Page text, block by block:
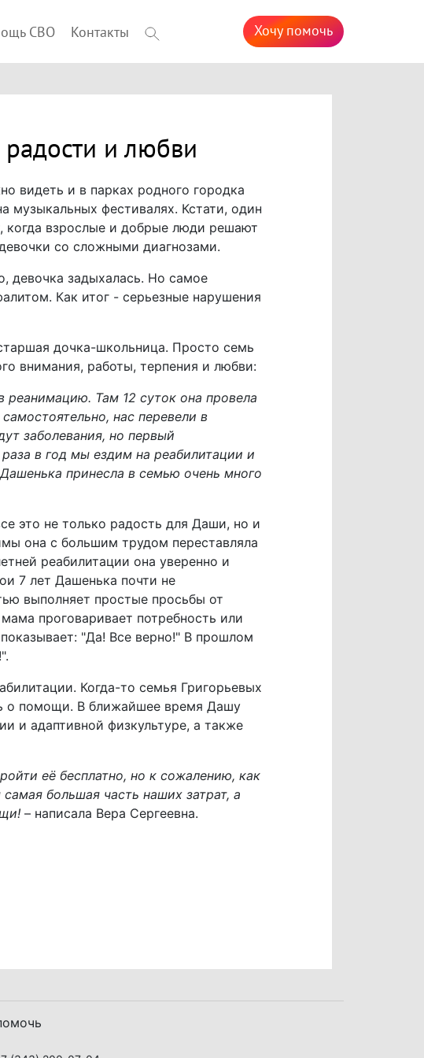
СВО Контакты Хочу помочь
и любви
видеть и в парках родного городка
музыкальных фестивалях. Кстати, один
когда взрослые и добрые люди решают
со сложными диагнозами.
девочка задыхалась. Но самое
Как итог - серьезные нарушения
дочка-школьница. Просто семь
внимания, работы, терпения и любви:
реанимацию. Там 12 суток она провела
нас перевели в
заболевания, но первый
в год мы ездим на реабилитации и
принесла в семью очень много
это не только радость для Даши, но и
она с большим трудом переставляла
реабилитации она уверенно и
7 лет Дашенька почти не
выполняет простые просьбы от
проговаривает потребность или
"Да! Все верно!" В прошлом
Когда-то семья Григорьевых
о помощи. В ближайшее время Дашу
и адаптивной физкультуре, а также
её бесплатно, но к сожалению, как
большая часть наших затрат, а
– написала Вера Сергеевна.